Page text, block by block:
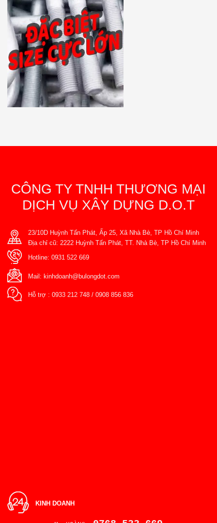
CÔNG TY TNHH THƯƠNG MẠI
DỊCH VỤ XÂY DỰNG D.O.T
23/10D Huỳnh Tấn Phát, Ấp 25, Xã Nhà Bè, TP Hồ Chí Minh
Địa chỉ cũ: 2222 Huỳnh Tấn Phát, TT. Nhà Bè, TP Hồ Chí Minh
Hotline:0931 522 669
Mail:kinhdoanh@bulongdot.com
Hỗ trợ :0933 212 748 /0908 856 836
KINH DOANH